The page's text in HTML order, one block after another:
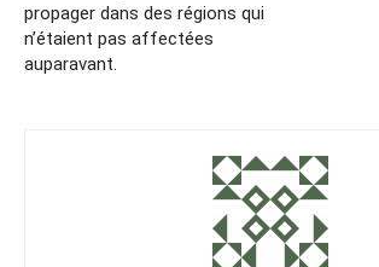
propager dans des régions qui
n’étaient pas affectées
auparavant.